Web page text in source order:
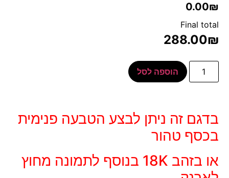
0.00₪
Final total
288.00₪
הוספה לסל
בדגם זה ניתן לבצע הטבעה פנימית
בכסף טהור
או בזהב 18K
בנוסף לתמונה מחוץ